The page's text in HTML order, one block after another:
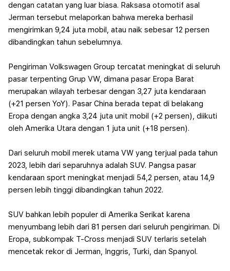
dengan catatan yang luar biasa. Raksasa otomotif asal
Jerman tersebut melaporkan bahwa mereka berhasil
mengirimkan 9,24 juta mobil, atau naik sebesar 12 persen
dibandingkan tahun sebelumnya.
Pengiriman Volkswagen Group tercatat meningkat di seluruh
pasar terpenting Grup VW, dimana pasar Eropa Barat
merupakan wilayah terbesar dengan 3,27 juta kendaraan
(+21 persen YoY). Pasar China berada tepat di belakang
Eropa dengan angka 3,24 juta unit mobil (+2 persen), diikuti
oleh Amerika Utara dengan 1 juta unit (+18 persen).
Dari seluruh mobil merek utama VW yang terjual pada tahun
2023, lebih dari separuhnya adalah SUV. Pangsa pasar
kendaraan sport meningkat menjadi 54,2 persen, atau 14,9
persen lebih tinggi dibandingkan tahun 2022.
SUV bahkan lebih populer di Amerika Serikat karena
menyumbang lebih dari 81 persen dari seluruh pengiriman. Di
Eropa, subkompak T-Cross menjadi SUV terlaris setelah
mencetak rekor di Jerman, Inggris, Turki, dan Spanyol.